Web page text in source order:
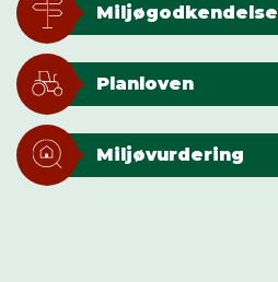
Miljøgodkendelse
Planloven
Miljøvurdering